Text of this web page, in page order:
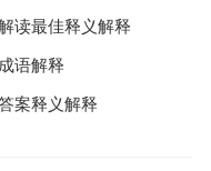
读最佳释义解释
语解释
案释义解释